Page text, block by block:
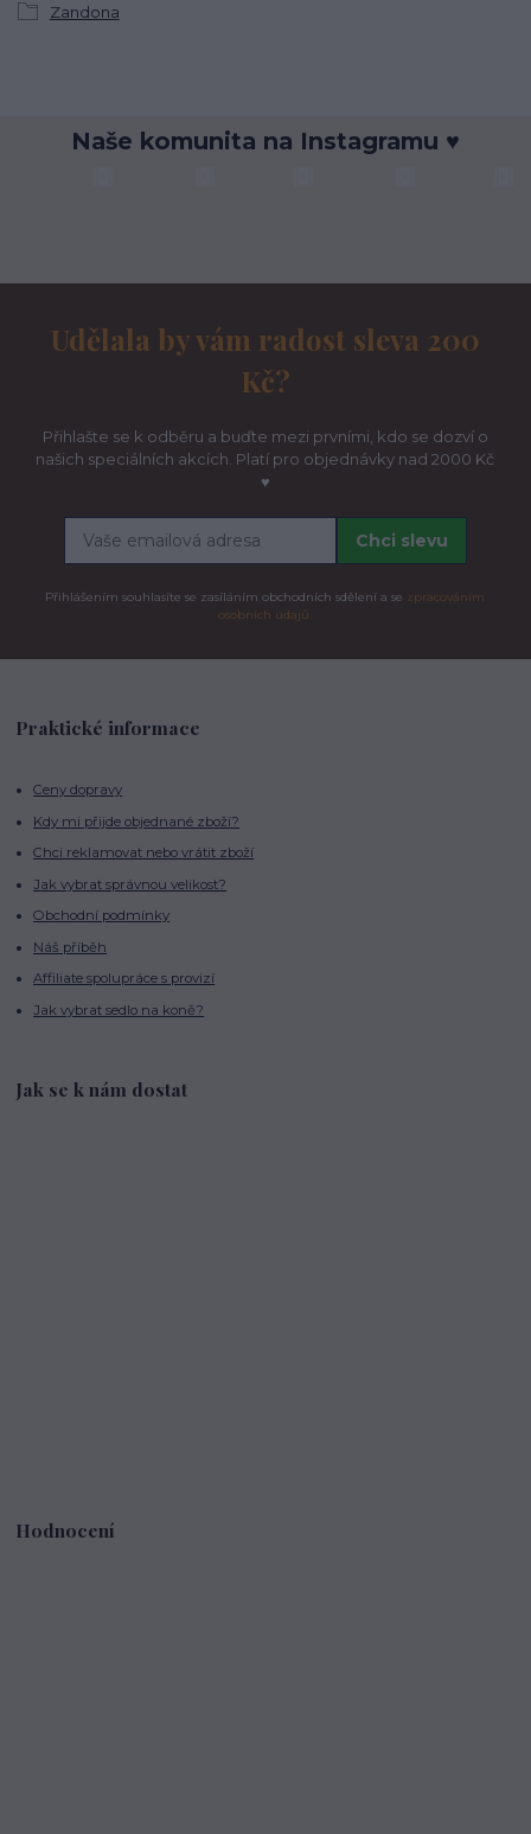
Zandona
Naše komunita na Instagramu ♥
Udělala by vám radost sleva 200
Kč?
Přihlašte se k odběru a buďte mezi prvními, kdo se dozví o
našich speciálních akcích. Platí pro objednávky nad 2000 Kč
♥
Chci slevu
Přihlášením souhlasíte se zasíláním obchodních sdělení a se zpracováním
osobních údajů.
Praktické informace
Ceny dopravy
Kdy mi přijde objednané zboží?
Chci reklamovat nebo vrátit zboží
Jak vybrat správnou velikost?
Obchodní podmínky
Náš příběh
Affiliate spolupráce s provizí
Jak vybrat sedlo na koně?
Jak se k nám dostat
Hodnocení